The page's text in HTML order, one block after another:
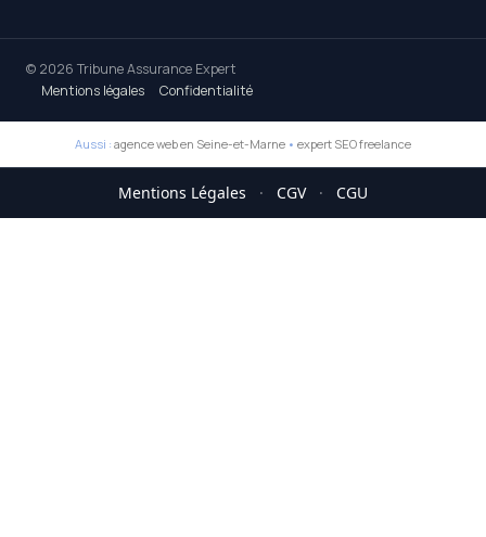
© 2026 Tribune Assurance Expert
Mentions légales
Confidentialité
Aussi : agence web en Seine-et-Marne • expert SEO freelance
Mentions Légales · CGV · CGU